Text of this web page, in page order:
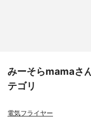
みーそらmamaさ
テゴリ
電気フライヤー